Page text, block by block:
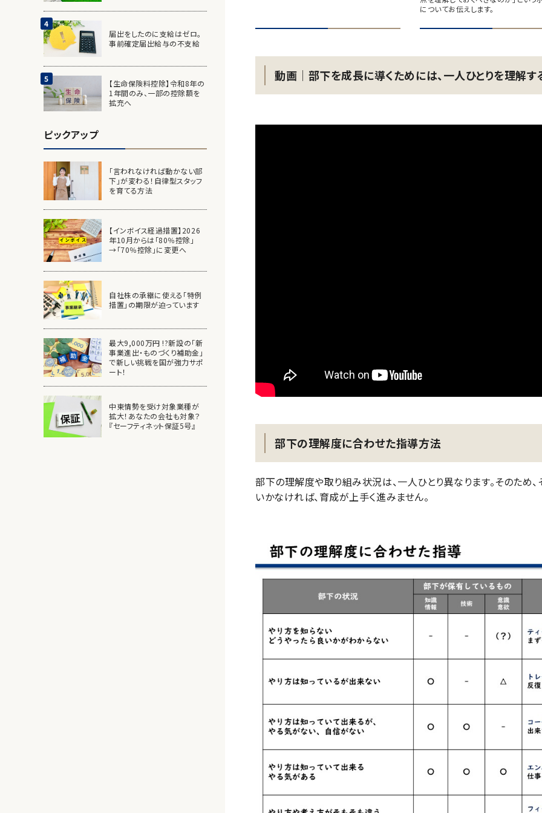
についてお伝えします。
動画│部下を成長に導くためには、一人ひとりを理解す
部下の理解度に合わせた指導方法
部下の理解度や取り組み状況は、一人ひとり異なります。そのた
いかなければ、育成が上手く進みません。
届出をしたのに支給はゼロ。
事前確定届出給与の不支給
【生命保険料控除】令和8年の
1年間のみ、一部の控除額を
拡充へ
ピックアップ
「言われなければ動かない部
下」が変わる！自律型スタッフ
を育てる方法
【インボイス経過措置】2026
年10月からは「80％控除」
→「70％控除」に変更へ
自社株の承継に使える「特例
措置」の期限が迫っています
最大9,000万円 !?新設の「新
事業進出・ものづくり補助金」
で新しい挑戦を国が強力サポ
ート！
中東情勢を受け対象業種が
拡大！あなたの会社も対象？
『セーフティネット保証5号』